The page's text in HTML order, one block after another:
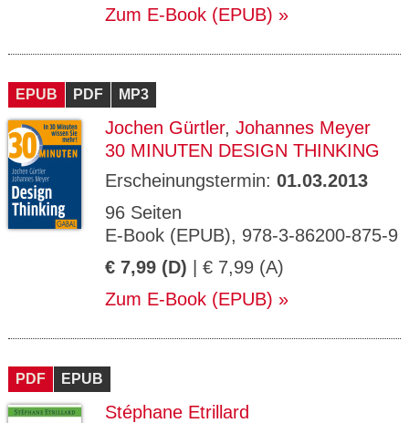
Zum E-Book (EPUB)
EPUB PDF MP3
Jochen Gürtler, Johannes Meyer
30 MINUTEN DESIGN THINKING
Erscheinungstermin: 01.03.2013
96 Seiten
E-Book (EPUB), 978-3-86200-875-9
€ 7,99 (D) | € 7,99 (A)
Zum E-Book (EPUB)
PDF EPUB
Stéphane Etrillard